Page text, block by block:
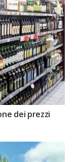
dei prezzi